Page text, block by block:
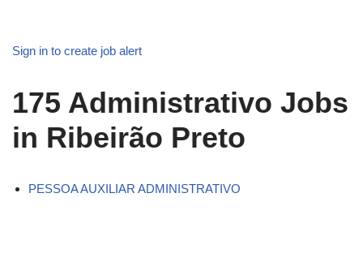
Sign in to create job alert
175 Administrativo Jobs
in Ribeirão Preto
PESSOA AUXILIAR ADMINISTRATIVO